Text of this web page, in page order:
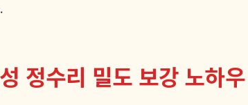
정수리 밀도 보강 노하우